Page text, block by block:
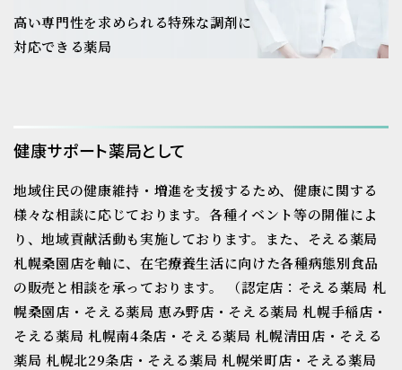
高い専門性を求められる特殊な調剤に
対応できる薬局
健康サポート薬局として
地域住民の健康維持・増進を支援するため、健康に関する
様々な相談に応じております。各種イベント等の開催によ
り、地域貢献活動も実施しております。
また、そえる薬局
札幌桑園店を軸に、在宅療養生活に向けた各種病態別食品
の販売と相談を承っております。
（認定店：そえる薬局 札
幌桑園店・そえる薬局 恵み野店・そえる薬局 札幌手稲店・
そえる薬局 札幌南4条店・そえる薬局 札幌清田店・そえる
薬局 札幌北29条店・そえる薬局 札幌栄町店・そえる薬局